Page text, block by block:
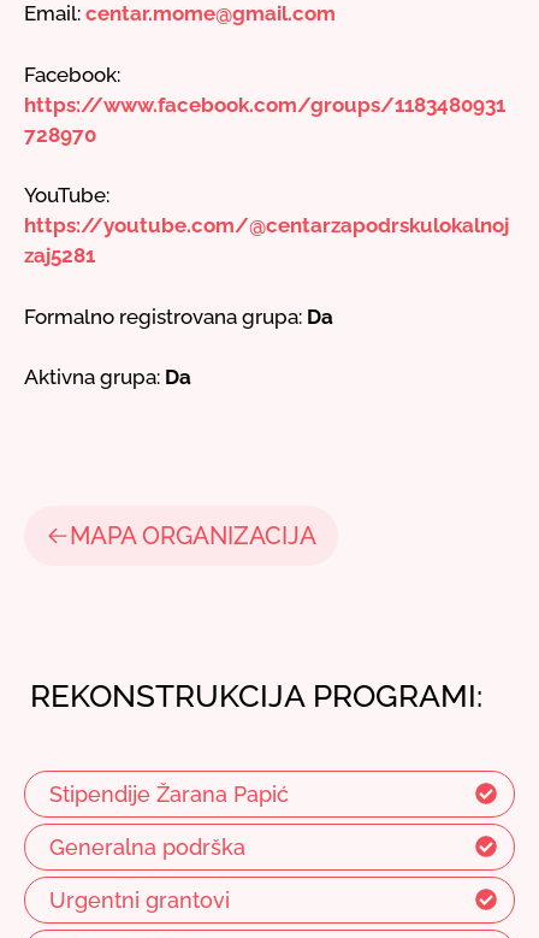
Email: centar.mome@gmail.com
Facebook:
https://www.facebook.com/groups/1183480931
728970
YouTube:
https://youtube.com/@centarzapodrskulokalnoj
zaj5281
Formalno registrovana grupa: Da
Aktivna grupa: Da
MAPA ORGANIZACIJA
REKONSTRUKCIJA PROGRAMI:
Stipendije Žarana Papić
Generalna podrška
Urgentni grantovi